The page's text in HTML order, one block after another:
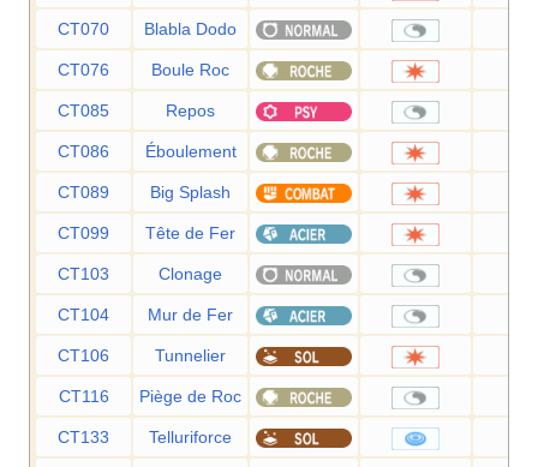
CT070 Blabla Dodo
CT076 Boule Roc
CT085 Repos
CT086 Éboulement
CT089 Big Splash
CT099 Tête de Fer
CT103 Clonage
CT104 Mur de Fer
CT106 Tunnelier
CT116 Piège de Roc
CT133 Telluriforce